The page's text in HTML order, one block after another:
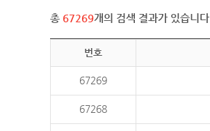
총 67269개의 검색 결과가 있습니다.
번호
67269
67268